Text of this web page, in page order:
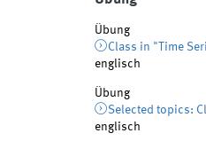
Übung
Class in "Time
englisch
Übung
Selected topics:
englisch